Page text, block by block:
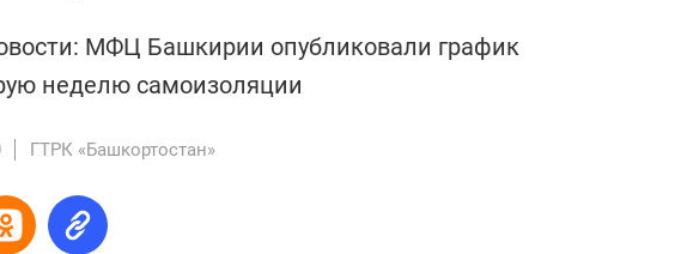
МФЦ Башкирии опубликовали график
неделю самоизоляции
ГТРК «Башкортостан»